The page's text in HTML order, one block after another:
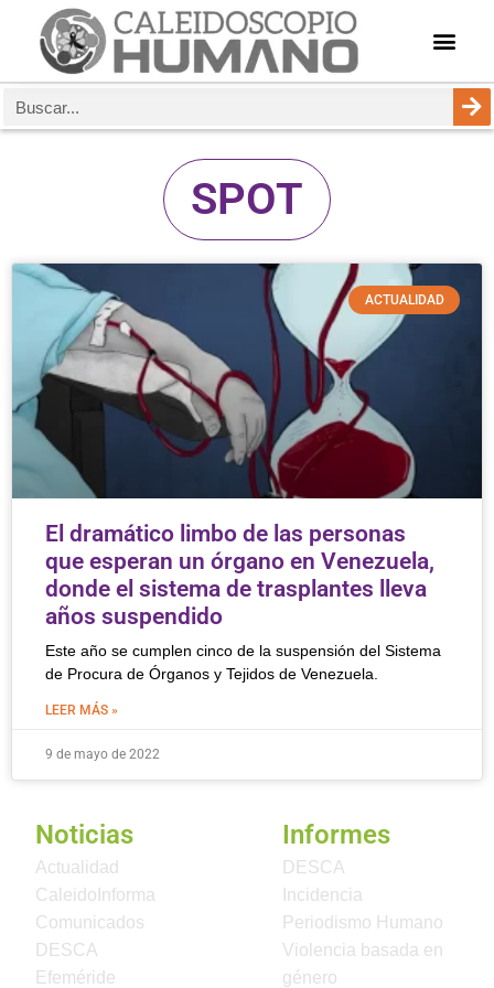
SPOT
ACTUALIDAD
El dramático limbo de las personas
que esperan un órgano en Venezuela,
donde el sistema de trasplantes lleva
años suspendido
Este año se cumplen cinco de la suspensión del Sistema
de Procura de Órganos y Tejidos de Venezuela.
LEER MÁS »
9 de mayo de 2022
Noticias
Actualidad
CaleidoInforma
Comunicados
DESCA
Efeméride
Informes
DESCA
Incidencia
Periodismo Humano
Violencia basada en
género